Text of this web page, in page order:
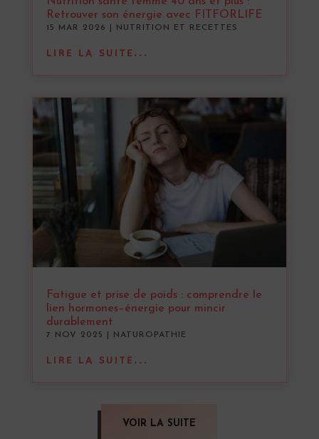
Retrouver son énergie avec FITFORLIFE
15 MAR 2026 NUTRITION ET RECETTES
LIRE LA SUITE...
Fatigue et prise de poids : comprendre le
lien hormones–énergie pour mincir
durablement
7 NOV 2025 NATUROPATHIE
LIRE LA SUITE...
VOIR LA SUITE